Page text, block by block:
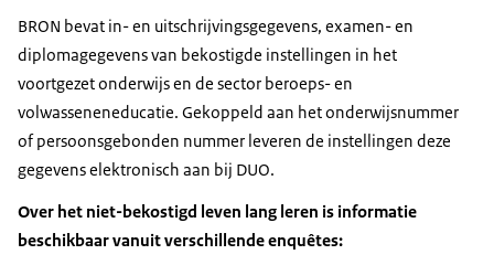
BRON bevat in- en uitschrijvingsgegevens, examen- en
diplomagegevens van bekostigde instellingen in het
voortgezet onderwijs en de sector beroeps- en
volwasseneneducatie. Gekoppeld aan het onderwijsnummer
of persoonsgebonden nummer leveren de instellingen deze
gegevens elektronisch aan bij DUO.
Over het niet-bekostigd leven lang leren is informatie
beschikbaar vanuit verschillende enquêtes: